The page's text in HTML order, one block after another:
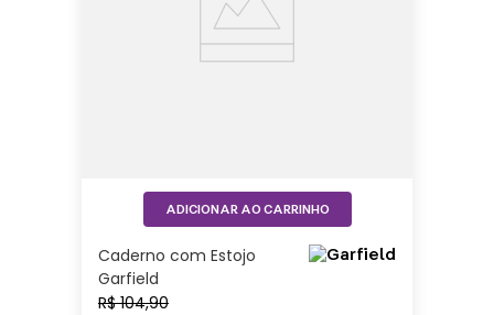
Caderno com Estojo
Garfield
R$ 104,90
ADICIONAR AO CARRINHO